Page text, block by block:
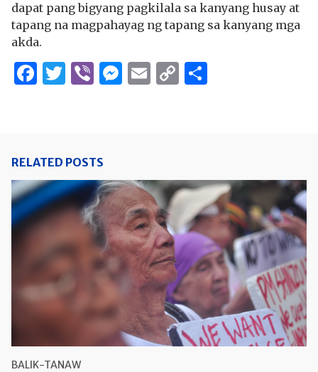
dapat pang bigyang pagkilala sa kanyang husay at
tapang na magpahayag ng tapang sa kanyang mga
akda.
Facebook
Twitter
ViberMessenger
Email
Copy
RELATED POSTS
BALIK-TANAW